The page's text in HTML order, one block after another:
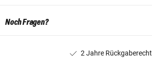
Noch Fragen?
2 Jahre Rückgaberecht